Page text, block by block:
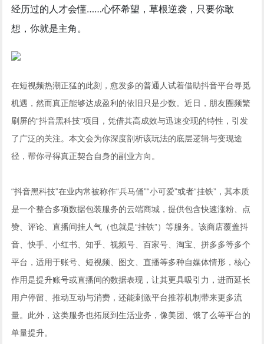
经历过的人才会懂……心怀希望，草根逆袭，只要你敢
想，你就是主角。
在短视频热潮正猛的此刻，愈发多的普通人试着借助抖音平台寻觅
机遇，然而真正能够达成盈利的依旧只是少数。近日，朋友圈频繁
刷屏的“抖音黑科技”项目，凭借其高成效与迅速变现的特性，引发
了广泛的关注。本文会为你深度剖析该玩法的底层逻辑与变现途
径，帮你寻得真正契合自身的副业方向。
“抖音黑科技”在业内常被称作“兵马俑”“小可爱”或者“挂铁”，其本质
是一个整合多项数据包装服务的云端商城，提供包含快速涨粉、点
赞、评论、直播间挂人气（也就是“挂铁”）等服务。该商店覆盖抖
音、快手、小红书、知乎、视频号、百家号、淘宝、拼多多等多个
平台，适用于账号、短视频、图文、直播等多种自媒体情形，核心
作用是提升账号或直播间的数据表现，让其更具吸引力，进而延长
用户停留、推动互动与消费，还能刺激平台推荐机制带来更多流
量。此外，这类服务也拓展到生活业务，像美团、饿了么等平台的
单量提升。